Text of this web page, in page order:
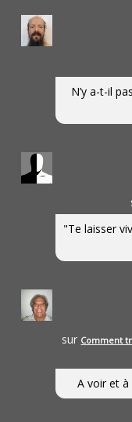
N’y a-t-il
"Te laisser
sur Comment
A voir et à